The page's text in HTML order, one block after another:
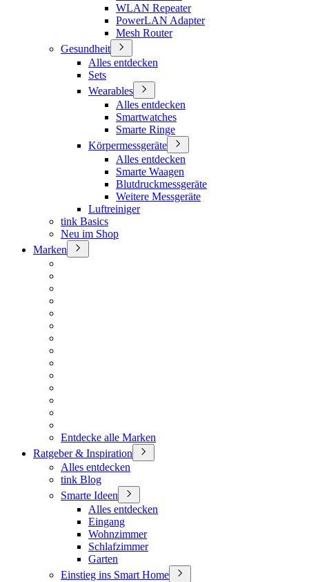
WLAN Repeater
PowerLAN Adapter
Mesh Router
Gesundheit
Alles entdecken
Sets
Wearables
Alles entdecken
Smartwatches
Smarte Ringe
Körpermessgeräte
Alles entdecken
Smarte Waagen
Blutdruckmessgeräte
Weitere Messgeräte
Luftreiniger
tink Basics
Neu im Shop
Marken
Entdecke alle Marken
Ratgeber & Inspiration
Alles entdecken
tink Blog
Smarte Ideen
Alles entdecken
Eingang
Wohnzimmer
Schlafzimmer
Garten
Einstieg ins Smart Home